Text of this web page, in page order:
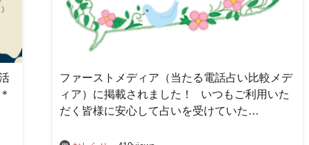
ファーストメディア（当たる電話占い比較メデ
ィア）に掲載されました！ いつもご利用いた
だく皆様に安心して占いを受けていた…